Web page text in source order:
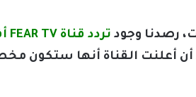
رصدنا وجود تردد قناة FEAR TV أفلام رعب
أعلنت القناة أنها ستكون